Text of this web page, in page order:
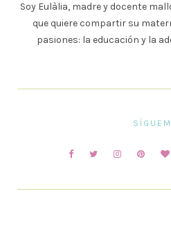
Soy Eulàlia, madre y docente
que quiere compartir su
pasiones: la educación y la